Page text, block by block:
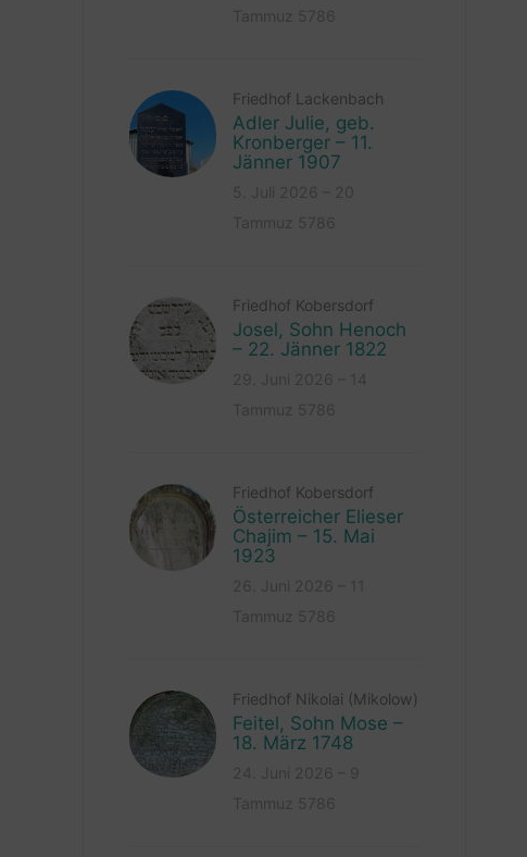
Friedhof Lackenbach
Adler Julie, geb.
Kronberger – 11.
Jänner 1907
Friedhof Kobersdorf
Josel, Sohn Henoch
– 22. Jänner 1822
Friedhof Kobersdorf
Österreicher Elieser
Chajim – 15. Mai
1923
Friedhof Nikolai (Mikolow)
Feitel, Sohn Mose –
18. März 1748